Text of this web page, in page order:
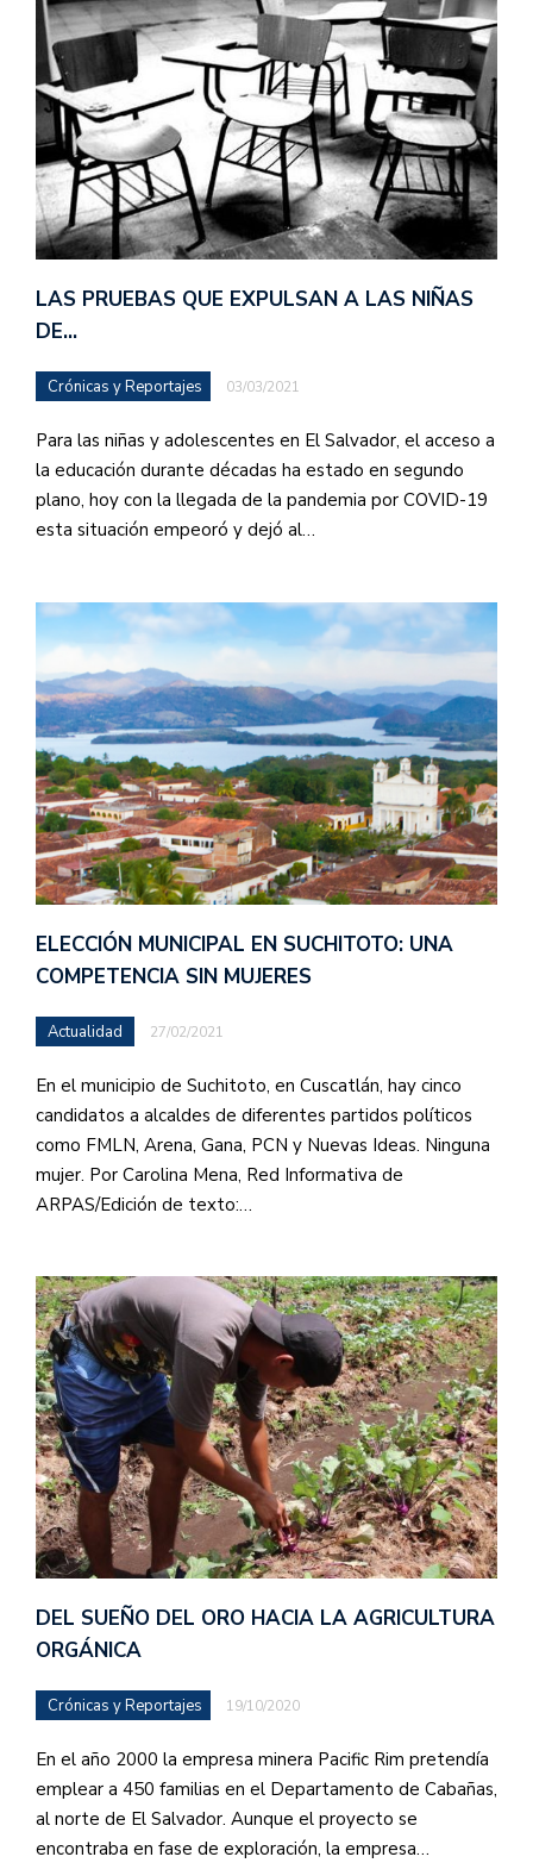
LAS PRUEBAS QUE EXPULSAN A LAS NIÑAS
DE…
Crónicas y Reportajes 03/03/2021
Para las niñas y adolescentes en El Salvador, el acceso a
la educación durante décadas ha estado en segundo
plano, hoy con la llegada de la pandemia por COVID-19
esta situación empeoró y dejó al…
ELECCIÓN MUNICIPAL EN SUCHITOTO: UNA
COMPETENCIA SIN MUJERES
Actualidad 27/02/2021
En el municipio de Suchitoto, en Cuscatlán, hay cinco
candidatos a alcaldes de diferentes partidos políticos
como FMLN, Arena, Gana, PCN y Nuevas Ideas. Ninguna
mujer. Por Carolina Mena, Red Informativa de
ARPAS/Edición de texto:…
DEL SUEÑO DEL ORO HACIA LA AGRICULTURA
ORGÁNICA
Crónicas y Reportajes 19/10/2020
En el año 2000 la empresa minera Pacific Rim pretendía
emplear a 450 familias en el Departamento de Cabañas,
al norte de El Salvador. Aunque el proyecto se
encontraba en fase de exploración, la empresa…